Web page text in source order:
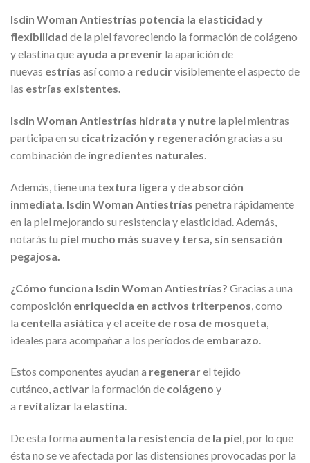
Isdin Woman Antiestrías potencia la elasticidad y
flexibilidad de la piel favoreciendo la formación de colágeno
y elastina que ayuda a prevenir la aparición de
nuevas estrías así como a reducirvisiblemente el aspecto de
las estrías existentes.
Isdin Woman Antiestrías hidrata y nutre la piel mientras
participa en su cicatrización y regeneración gracias a su
combinación de ingredientes naturales.
Además, tiene una textura ligera y de absorción
inmediata. Isdin Woman Antiestrías penetra rápidamente
en la piel mejorando su resistencia y elasticidad. Además,
notarás tu piel mucho más suave y tersa, sin sensación
pegajosa.
¿Cómo funciona Isdin Woman Antiestrías? Gracias a una
composición enriquecida en activos triterpenos , como
la centella asiática y el aceite de rosa de mosqueta
ideales para acompañar a los períodos de embarazo
Estos componentes ayudan a regenerarel tejido
cutáneo, activar la formación de colágeno y
a revitalizar la elastina.
De esta forma aumenta la resistencia de la piel, por lo que
ésta no se ve afectada por las distensiones provocadas por la